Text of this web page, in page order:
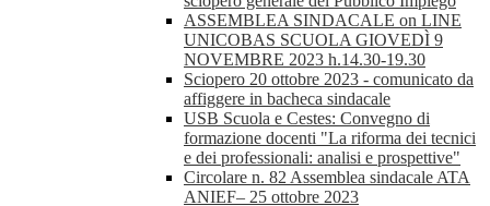
ASSEMBLEA SINDACALE on LINE
UNICOBAS SCUOLA GIOVEDÌ 9
NOVEMBRE 2023 h.14.30-19.30
Sciopero 20 ottobre 2023 - comunicato da
affiggere in bacheca sindacale
USB Scuola e Cestes: Convegno di
formazione docenti "La riforma dei tecnici
e dei professionali: analisi e prospettive"
Circolare n. 82 Assemblea sindacale ATA
ANIEF– 25 ottobre 2023